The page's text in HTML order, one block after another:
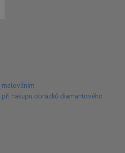
nákupu obrázků diamantového